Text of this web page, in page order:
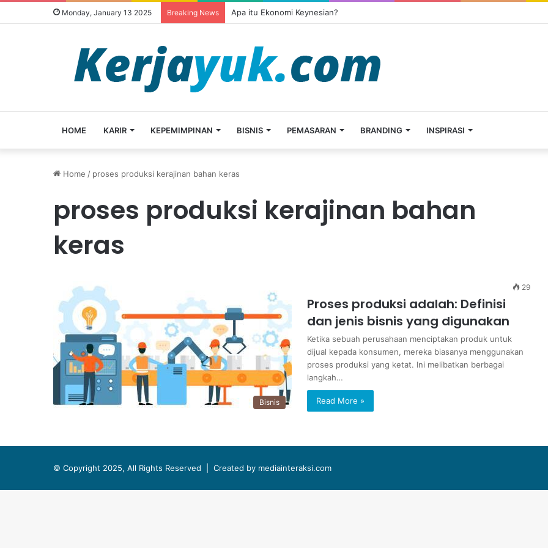
Monday, January 13 2025 Breaking News Apa itu Ekonomi Keynesian?
HOME KARIR KEPEMIMPINAN BISNIS PEMASARAN BRANDING INSPIRASI
Home / proses produksi kerajinan bahan keras
proses produksi kerajinan bahan
keras
Bisnis
29
Proses produksi adalah: Definisi
dan jenis bisnis yang digunakan
Ketika sebuah perusahaan menciptakan produk untuk
dijual kepada konsumen, mereka biasanya menggunakan
proses produksi yang ketat. Ini melibatkan berbagai
langkah…
Read More »
© Copyright 2025, All Rights Reserved | Created by mediainteraksi.com